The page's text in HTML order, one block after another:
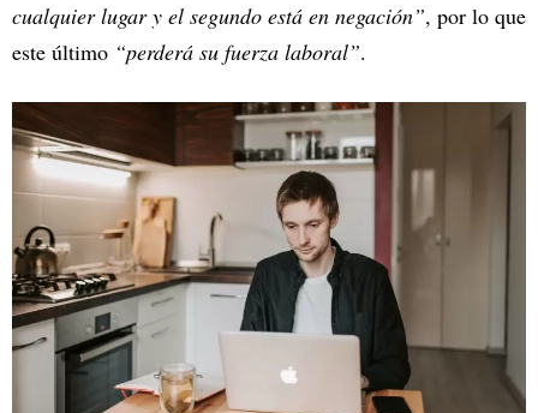
cualquier lugar y el segundo está en negación”, por lo que
este último “perderá su fuerza laboral”.